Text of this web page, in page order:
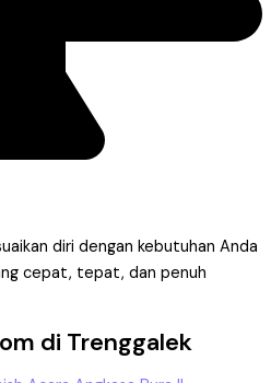
diri dengan kebutuhan Anda
cepat, tepat, dan penuh
di Trenggalek